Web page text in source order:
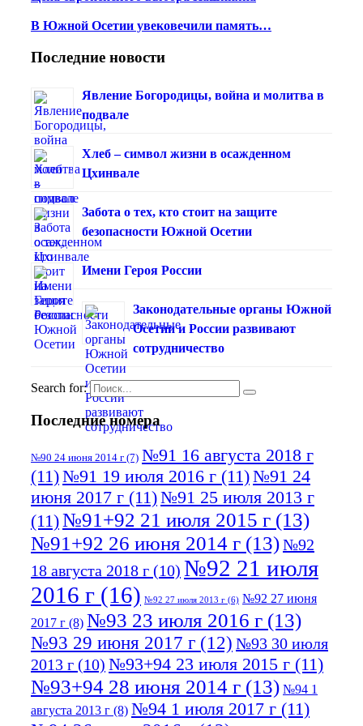
В Южной Осетии увековечили память…
Последние новости
Явление Богородицы, война и молитва в
подвале
Хлеб – символ жизни в осажденном
Цхинвале
Забота о тех, кто стоит на защите
безопасности Южной Осетии
Имени Героя России
Законодательные органы Южной
Осетии и России развивают
сотрудничество
Search for:
Последние номера
№90 24 июня 2014 г (7) №91 16 августа 2018 г
(11)№91 19 июля 2016 г (11)№91 24
июня 2017 г (11)№91 25 июля 2013 г
(11)№91+92 21 июля 2015 г (13)
№91+92 26 июня 2014 г (13)№92
18 августа 2018 г (10) №92 21 июля
2016 г (16) №92 27 июля 2013 г (6) №92 27 июня
2017 г (8) №93 23 июля 2016 г (13)
№93 29 июня 2017 г (12) №93 30 июля
2013 г (10) №93+94 23 июля 2015 г (11)
№93+94 28 июня 2014 г (13) №94 1
августа 2013 г (8) №94 1 июля 2017 г (11)